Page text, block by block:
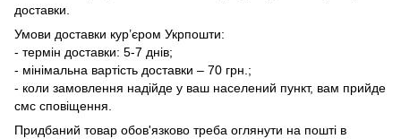
доставки.
Умови доставки кур’єром Укрпошти:
- термін доставки: 5-7 днів;
- мінімальна вартість доставки – 70 грн.;
- коли замовлення надійде у ваш населений пункт, вам прийде
смс сповіщення.
Придбаний товар обов'язково треба оглянути на пошті в